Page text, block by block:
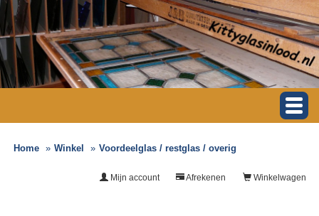
Home Winkel Voordeelglas / restglas / overig
Winkelwagen
Afrekenen
Mijn account